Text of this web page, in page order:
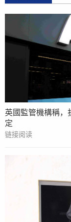
英國監管機構稱，
定
链接阅读